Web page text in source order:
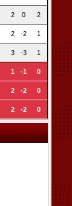
2 0 2
2 -2 1
3 -3 1
1 -1 0
2 -2 0
2 -2 0